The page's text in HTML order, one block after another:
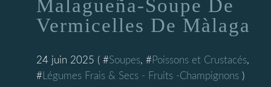
Malagueña-Soupe De
Vermicelles De Màlaga
24 juin 2025 ( #Soupes, #Poissons et Crustacés,
# Légumes Frais & Secs - Fruits -Champignons )